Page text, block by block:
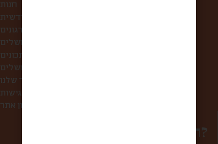
חנות
קופסת הפתעה חודשית
לחברות ולארגונים
סיורי אוכל בירושלים
מתכונים
הסיפור שלנו
הצהרת נגישות
תקנון אתר
רוצים להפוך למשפחה?